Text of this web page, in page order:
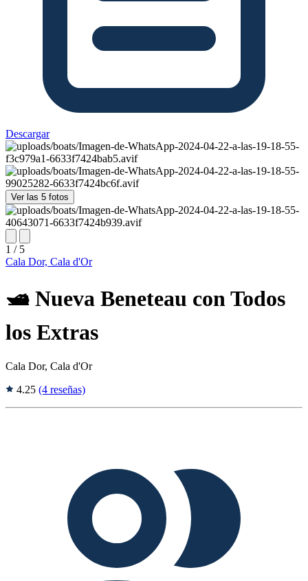
Descargar
Ver las 5 fotos
1 / 5
Cala Dor, Cala d'Or
🛥️ Nueva Beneteau con Todos
los Extras
Cala Dor, Cala d'Or
4.25 (4 reseñas)